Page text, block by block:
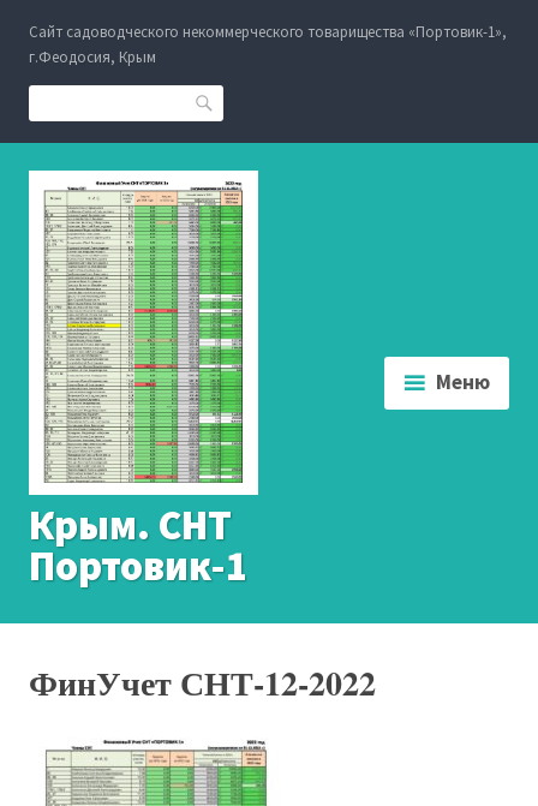
содержанию
Сайт садоводческого некоммерческого товарищества «Портовик-1»,
г.Феодосия, Крым
Поиск
Крым. СНТ
Портовик-1
Меню
ФинУчет СНТ-12-2022